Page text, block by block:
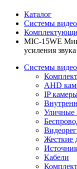
Каталог
Системы
MIC-15WE
усиления звука
Системы
AHD
IP
Уличные
Жесткие
Кабели